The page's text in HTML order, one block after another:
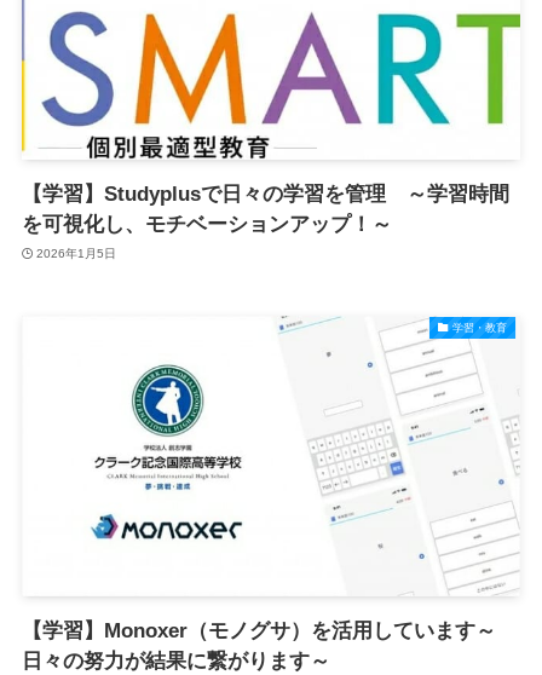
【学習】Studyplusで日々の学習を管理 ～学習時間
を可視化し、モチベーションアップ！～
2026年1月5日
学習・教育
【学習】Monoxer（モノグサ）を活用しています～
日々の努力が結果に繋がります～